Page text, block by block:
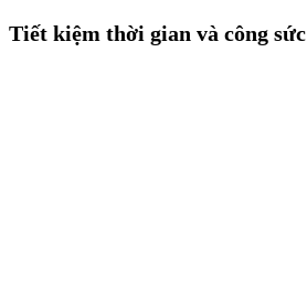
Tiết kiệm thời gian và công sức